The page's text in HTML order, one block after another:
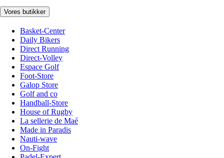
Vores butikker
Basket-Center
Daily Bikers
Direct Running
Direct-Volley
Espace Golf
Foot-Store
Galop Store
Golf and co
Handball-Store
House of Rugby
La sellerie de Maé
Made in Paradis
Nauti-wave
On-Fight